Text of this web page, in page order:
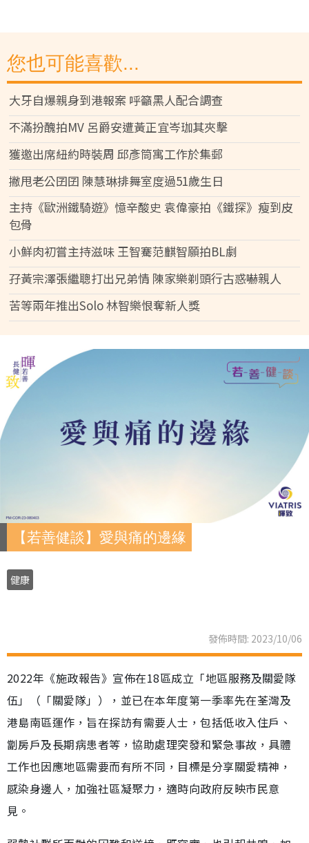
您也可能喜歡...
大牙自爆親身到港報案 呼籲黑人配合調查
不滿扮醜拍MV 呂爵安遭黃正宜岑珈其夾擊
獲邀出席紐約時裝周 邱彥筒寓工作於集郵
撇甩老公囝囝 陳慧琳排舞室度過51歲生日
主持《歐洲鐵騎遊》憶辛酸史 袁偉豪拍《鐵探》瘦到皮
包骨
小鮮肉初嘗主持滋味 王智騫范麒智願拍BL劇
孖黃宗澤張繼聰打出兄弟情 陳家樂剃頭行古惑嚇親人
苦等兩年推出Solo 林智樂恨奪新人獎
【若善健談】愛與痛的邊緣
健康
發佈時間: 2023/10/06
2022年《施政報告》宣佈在18區成立「地區服務及關愛隊
伍」（「關愛隊」），並已在本年度第一季率先在荃灣及
港島南區運作，旨在探訪有需要人士，包括低收入住戶、
劏房戶及長期病患者等，協助處理突發和緊急事故，具體
工作也因應地區需要而有所不同，目標是分享關愛精神，
感染身邊人，加強社區凝聚力，適時向政府反映市民意
見。